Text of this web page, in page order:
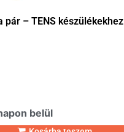
pár – TENS készülékekhez
belül